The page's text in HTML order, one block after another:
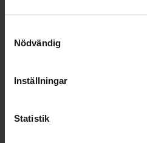
Nödvändig
Inställningar
Statistik